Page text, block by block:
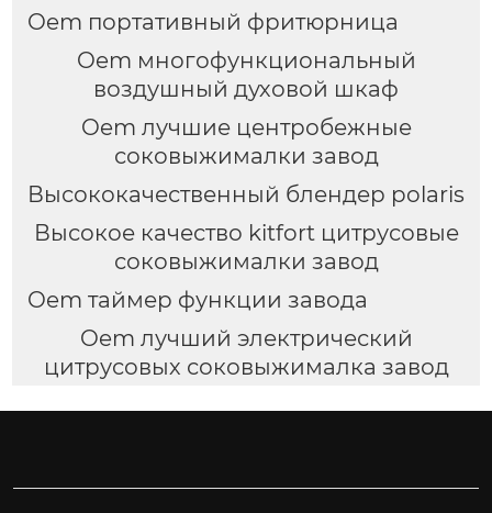
Oem портативный фритюрница
Oem многофункциональный
воздушный духовой шкаф
Oem лучшие центробежные
соковыжималки завод
Высококачественный блендер polaris
Высокое качество kitfort цитрусовые
соковыжималки завод
Oem таймер функции завода
Oem лучший электрический
цитрусовых соковыжималка завод